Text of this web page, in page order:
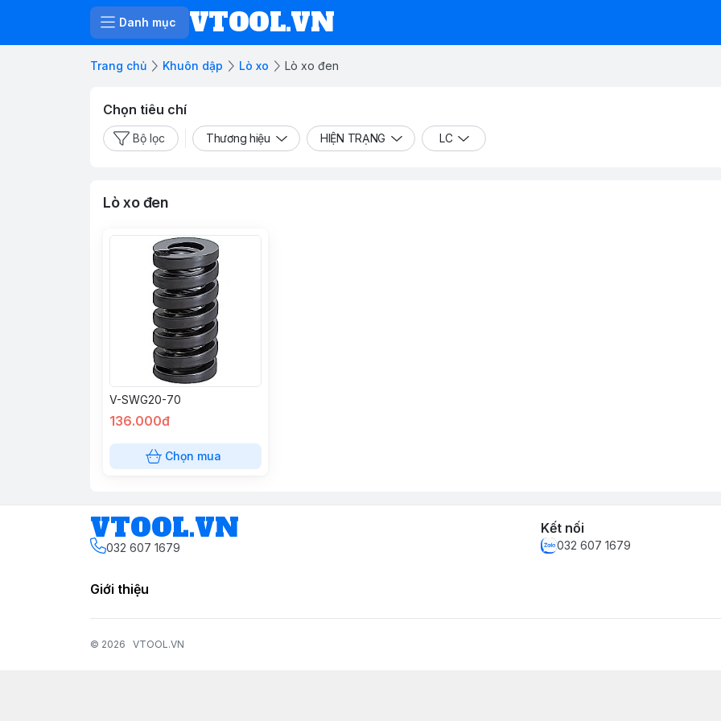
Danh mục VTOOL.VN
Trang chủ Khuôn dập Lò xo Lò xo đen
Chọn tiêu chí
Bộ lọc Thương hiệu HIỆN TRẠNG LC
Lò xo đen
V-SWG20-70
136.000đ
Chọn mua
VTOOL.VN
032 607 1679
Kết nối
032 607 1679
Giới thiệu
© 2026 VTOOL.VN